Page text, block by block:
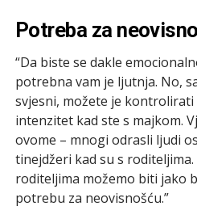
Potreba za
“Da biste se dakle
potrebna vam je ljutnja. No,
svjesni, možete je
intenzitet kad ste s majkom.
ovome – mnogi odrasli ljudi
tinejdžeri kad su s
roditeljima možemo biti jako
potrebu za neovisnošću.”